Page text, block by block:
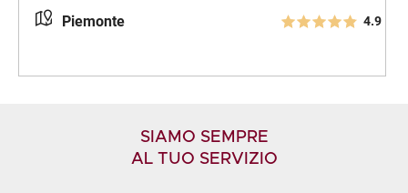
Piemonte 4.9
SIAMO SEMPRE
AL TUO SERVIZIO